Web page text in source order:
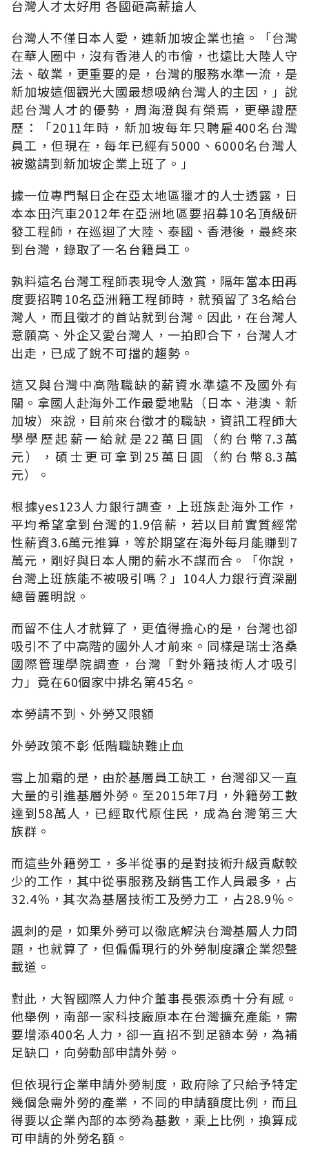
台灣人才太好用 各國砸高薪搶人
台灣人不僅日本人愛，連新加坡企業也搶。「台灣
在華人圈中，沒有香港人的市儈，也遠比大陸人守
法、敬業，更重要的是，台灣的服務水準一流，是
新加坡這個觀光大國最想吸納台灣人的主因，」說
起台灣人才的優勢，周海澄與有榮焉，更舉證歷
歷：「2011年時，新加坡每年只聘雇400名台灣
員工，但現在，每年已經有5000、6000名台灣人
被邀請到新加坡企業上班了。」
據一位專門幫日企在亞太地區獵才的人士透露，日
本本田汽車2012年在亞洲地區要招募10名頂級研
發工程師，在巡迴了大陸、泰國、香港後，最終來
到台灣，錄取了一名台籍員工。
孰料這名台灣工程師表現令人激賞，隔年當本田再
度要招聘10名亞洲籍工程師時，就預留了3名給台
灣人，而且徵才的首站就到台灣。因此，在台灣人
意願高、外企又愛台灣人，一拍即合下，台灣人才
出走，已成了銳不可擋的趨勢。
這又與台灣中高階職缺的薪資水準遠不及國外有
關。拿國人赴海外工作最愛地點（日本、港澳、新
加坡）來說，目前來台徵才的職缺，資訊工程師大
學學歷起薪一給就是22萬日圓（約台幣7.3萬
元），碩士更可拿到25萬日圓（約台幣8.3萬
元）。
根據yes123人力銀行調查，上班族赴海外工作，
平均希望拿到台灣的1.9倍薪，若以目前實質經常
性薪資3.6萬元推算，等於期望在海外每月能賺到7
萬元，剛好與日本人開的薪水不謀而合。「你說，
台灣上班族能不被吸引嗎？」104人力銀行資深副
總晉麗明說。
而留不住人才就算了，更值得擔心的是，台灣也卻
吸引不了中高階的國外人才前來。同樣是瑞士洛桑
國際管理學院調查，台灣「對外籍技術人才吸引
力」竟在60個家中排名第45名。
本勞請不到、外勞又限額
外勞政策不彰 低階職缺難止血
雪上加霜的是，由於基層員工缺工，台灣卻又一直
大量的引進基層外勞。至2015年7月，外籍勞工數
達到58萬人，已經取代原住民，成為台灣第三大
族群。
而這些外籍勞工，多半從事的是對技術升級貢獻較
少的工作，其中從事服務及銷售工作人員最多，占
32.4％，其次為基層技術工及勞力工，占28.9％。
諷刺的是，如果外勞可以徹底解決台灣基層人力問
題，也就算了，但偏偏現行的外勞制度讓企業怨聲
載道。
對此，大智國際人力仲介董事長張添勇十分有感。
他舉例，南部一家科技廠原本在台灣擴充產能，需
要增添400名人力，卻一直招不到足額本勞，為補
足缺口，向勞動部申請外勞。
但依現行企業申請外勞制度，政府除了只給予特定
幾個急需外勞的產業，不同的申請額度比例，而且
得要以企業內部的本勞為基數，乘上比例，換算成
可申請的外勞名額。